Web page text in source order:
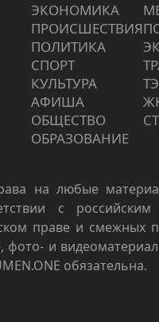
ЭКОНОМИКА
ПРОИCШЕСТВИЯ
ПОЛИТИКА
СПОРТ
КУЛЬТУРА
АФИША
ОБЩЕСТВО
ОБРАЗОВАНИЕ
на любые
с
праве и смежных
фото- и
обязательна.